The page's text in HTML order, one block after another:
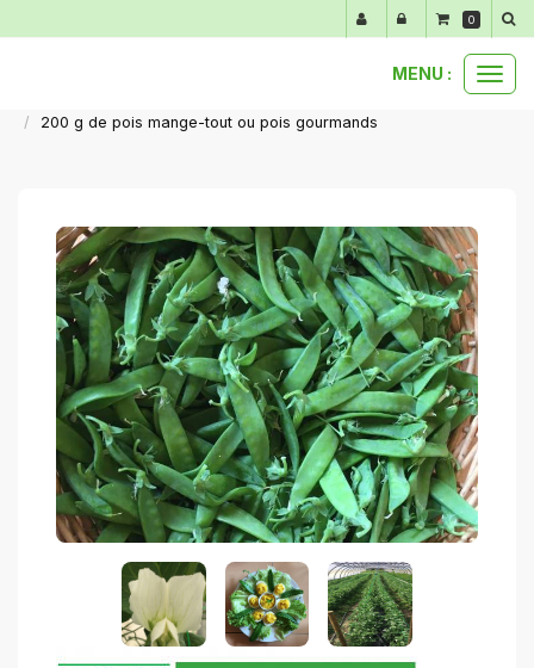
MENU :
200 g de pois mange-tout ou pois gourmands
0